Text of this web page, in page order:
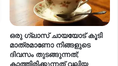
ഒരു ഗ്ലാസ് ചായയോട് കൂടി
മാത്രമാണോ നിങ്ങളുടെ
ദിവസം തുടങ്ങുന്നത്;
കാത്തിരിക്കുന്നത് വലിയ